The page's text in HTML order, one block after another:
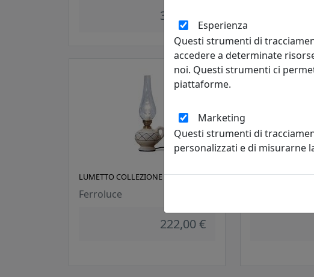
367,00 €
LUMETTO COLLEZIONE POMPEI C160
Ferroluce
222,00 €
LUMETTO
Esperienza
Questi strumenti di
accedere a determinate
noi. Questi strumenti ci
piattaforme.
Marketing
Questi strumenti di
personalizzati e di misurarne